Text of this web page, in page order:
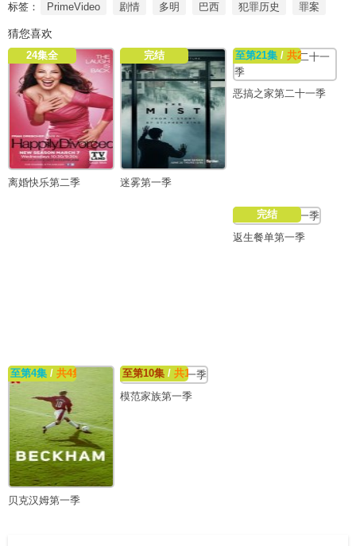
标签： PrimeVideo 剧情 多明 巴西 犯罪历史 罪案
猜您喜欢
24集全
离婚快乐第二季
完结
迷雾第一季
至第21集/ 共20集
恶搞之家第二十一季
完结
返生餐单第一季
至第4集 / 共4集
贝克汉姆第一季
至第10集 /共10集
模范家族第一季